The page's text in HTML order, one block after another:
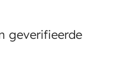
geverifieerde